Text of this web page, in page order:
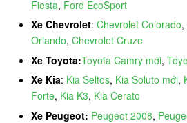
Fiesta, Ford EcoSport
Xe Chevrolet: Chevrolet Colorado,
Orlando, Chevrolet Cruze
Xe Toyota:Toyota Camry mới,
Xe Kia: Kia Seltos, Kia Soluto mới,
Forte, Kia K3, Kia Cerato
Xe Peugeot: Peugeot 2008,